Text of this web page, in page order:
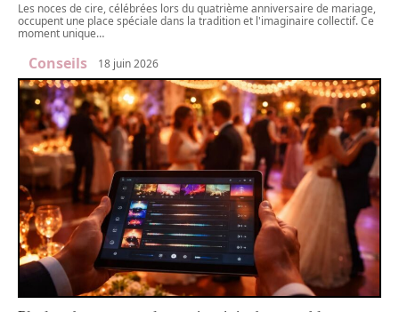
Les noces de cire, célébrées lors du quatrième anniversaire de mariage,
occupent une place spéciale dans la tradition et l'imaginaire collectif. Ce
moment unique…
Conseils 18 juin 2026